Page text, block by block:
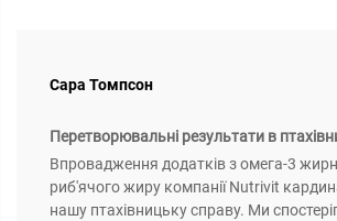
Сара Томпсон
Перетворювальні результати в
Впровадження додатків з омега-3
риб'ячого жиру компанії Nutrivit
нашу птахівницьку справу. Ми